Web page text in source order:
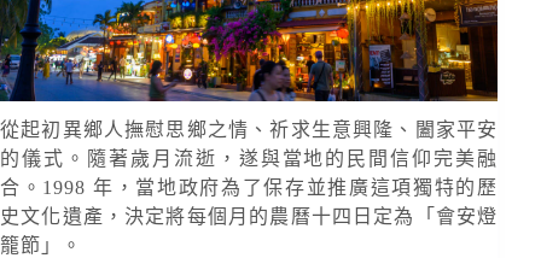
從起初異鄉人撫慰思鄉之情、祈求生意興隆、闔家平安
的儀式。隨著歲月流逝，遂與當地的民間信仰完美融
合。1998 年，當地政府為了保存並推廣這項獨特的歷
史文化遺產，決定將每個月的農曆十四日定為「會安燈
籠節」。